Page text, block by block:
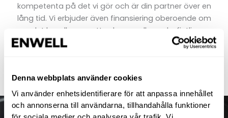
Denna webbplats använder cookies
Vi använder enhetsidentifierare för att anpassa innehållet
och annonserna till användarna, tillhandahålla funktioner
kompetenta på det vi gör och är din partner över en
lång tid. Vi erbjuder även finansiering oberoende om
det handlar om ett nybygge eller en befintlig